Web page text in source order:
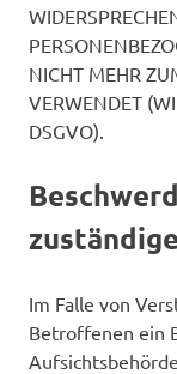
NICHT MEHR
VERWENDET
DSGVO).
Im Falle von
Betroffenen ein